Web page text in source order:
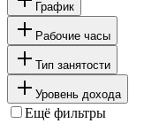
График
Рабочие часы
Тип занятости
Уровень дохода
Ещё фильтры